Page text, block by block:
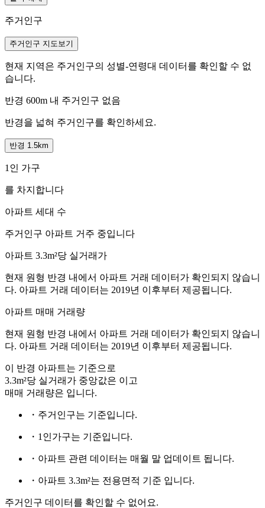
주거인구
주거인구 지도보기
현재 지역은 주거인구의 성별-연령대 데이터를 확인할 수 없
습니다.
반경 600m 내 주거인구 없음
반경을 넓혀 주거인구를 확인하세요.
반경 1.5km
1인 가구
를 차지합니다
아파트 세대 수
주거인구 아파트 거주 중입니다
아파트 3.3m²당 실거래가
현재 원형 반경 내에서 아파트 거래 데이터가 확인되지 않습니
다. 아파트 거래 데이터는 2019년 이후부터 제공됩니다.
아파트 매매 거래량
현재 원형 반경 내에서 아파트 거래 데이터가 확인되지 않습니
다. 아파트 거래 데이터는 2019년 이후부터 제공됩니다.
이 반경 아파트는 기준으로
3.3m²당 실거래가 중앙값은 이고
매매 거래량은 입니다.
・주거인구는 기준입니다.
・1인가구는 기준입니다.
・아파트 관련 데이터는 매월 말 업데이트 됩니다.
・아파트 3.3m²는 전용면적 기준 입니다.
주거인구 데이터를 확인할 수 없어요.